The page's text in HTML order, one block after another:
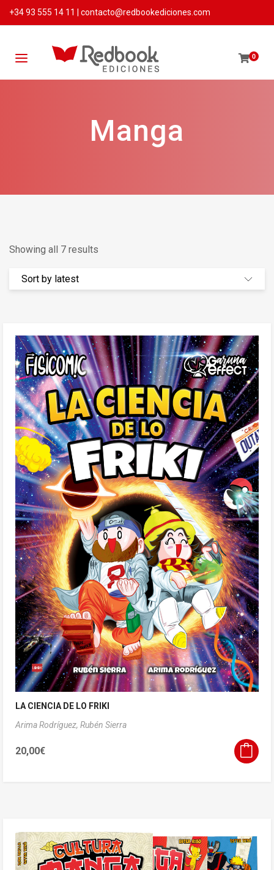
+34 93 555 14 11 contacto@redbookediciones.com
0
Manga
Showing all 7 results
LA CIENCIA DE LO FRIKI
Arima Rodríguez, Rubén Sierra
20,00€